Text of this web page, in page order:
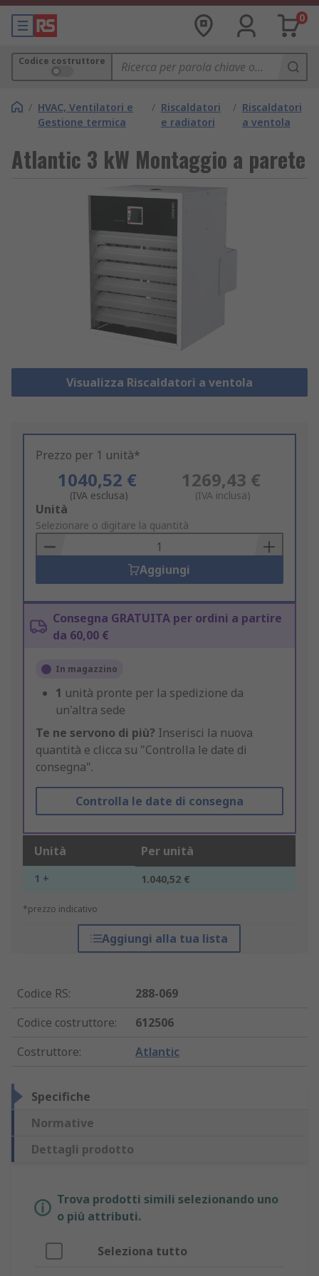
0
Codice costruttore
/ HVAC, Ventilatori e
Gestione termica
/ Riscaldatori
e radiatori
/ Riscaldatori
a ventola
Atlantic 3 kW Montaggio a parete
Visualizza Riscaldatori a ventola
Prezzo per 1 unità*
1040,52 €
(IVA esclusa)
1269,43 €
(IVA inclusa)
Add
to
Basket
Unità
Selezionare o digitare la quantità
Aggiungi
Consegna GRATUITA per ordini a partire
da 60,00 €
In magazzino
1 unità pronte per la spedizione da
un'altra sede
Te ne servono di più? Inserisci la nuova
quantità e clicca su "Controlla le date di
consegna".
Controlla le date di consegna
Unità Per unità
1 + 1.040,52 €
*prezzo indicativo
Aggiungi alla tua lista
Codice RS:
288-069
Codice costruttore:
612506
Costruttore: Atlantic
Specifiche
Normative
Dettagli prodotto
Trova prodotti simili selezionando uno
o più attributi.
Seleziona tutto